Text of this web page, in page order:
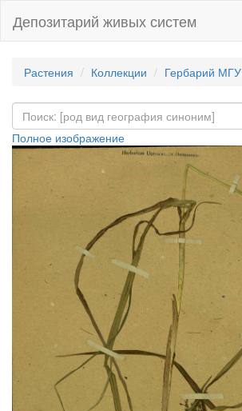
Депозитарий живых систем
Растения Коллекции Гербарий МГУ
Полное изображение